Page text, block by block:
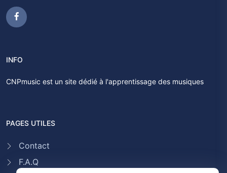
INFO
CNPmusic est un site dédié à l'apprentissage des musiques
PAGES UTILES
Contact
F.A.Q